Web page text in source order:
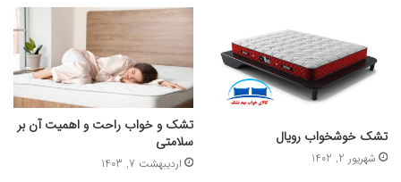
تشک خوشخواب رویال
شهریور 2, 1402
تشک و خواب راحت و اهمیت آن بر
سلامتی
اردیبهشت 7, 1403